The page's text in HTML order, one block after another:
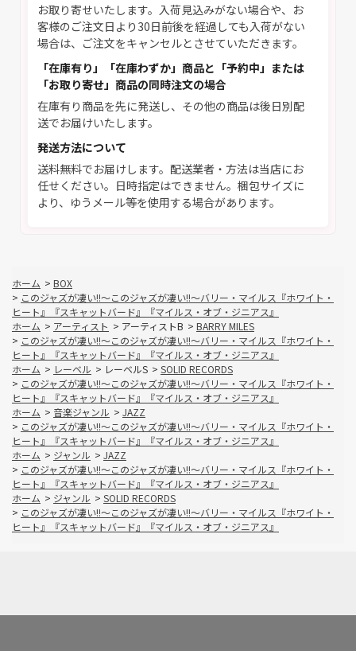
お取り寄せいたします。入荷見込みがない場合や、お
客様のご注文日より30日前後を経過しても入荷がない
場合は、ご注文をキャンセルとさせていただきます。
「在庫有り」「在庫わずか」商品と「予約中」または
「お取り寄せ」商品の同時注文の場合
在庫有り商品を先に発送し、その他の商品は後日別配
送でお届けいたします。
発送方法について
送料無料でお届けします。配送業者・方法は当店にお
任せください。日時指定はできません。梱包サイズに
より、ゆうメール等を使用する場合があります。
ホーム > BOX
> このジャズが凄い!!～このジャズが凄い!!～バリー・マイルス『ホワイト・
ヒート』『スキャットバード』『マイルス・オブ・ジニアス』
ホーム > アーティスト > アーティストB > BARRY MILES
> このジャズが凄い!!～このジャズが凄い!!～バリー・マイルス『ホワイト・
ヒート』『スキャットバード』『マイルス・オブ・ジニアス』
ホーム > レーベル > レーベルS > SOLID RECORDS
> このジャズが凄い!!～このジャズが凄い!!～バリー・マイルス『ホワイト・
ヒート』『スキャットバード』『マイルス・オブ・ジニアス』
ホーム > 音楽ジャンル > JAZZ
> このジャズが凄い!!～このジャズが凄い!!～バリー・マイルス『ホワイト・
ヒート』『スキャットバード』『マイルス・オブ・ジニアス』
ホーム > ジャンル > JAZZ
> このジャズが凄い!!～このジャズが凄い!!～バリー・マイルス『ホワイト・
ヒート』『スキャットバード』『マイルス・オブ・ジニアス』
ホーム > ジャンル > SOLID RECORDS
> このジャズが凄い!!～このジャズが凄い!!～バリー・マイルス『ホワイト・
ヒート』『スキャットバード』『マイルス・オブ・ジニアス』